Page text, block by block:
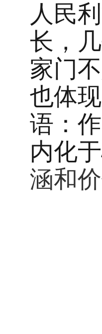
人民
长 ，
家门
也体
语 ：
内化于
涵和